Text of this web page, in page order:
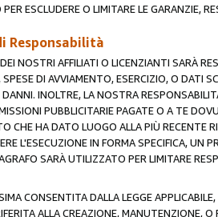
ESCLUDERE O LIMITARE LE GARANZIE,
Responsabilità
NOSTRI AFFILIATI O LICENZIANTI SARÀ
DI AVVIAMENTO, ESERCIZIO, O DATI
INOLTRE, LA NOSTRA
PUBBLICITARIE PAGATE O A TE
CHE HA DATO LUOGO ALLA PIÙ
L'ESECUZIONE IN FORMA SPECIFICA,
SARÀ UTILIZZATO PER LIMITARE
CONSENTITA DALLA LEGGE
ALLA CREAZIONE, MANUTENZIONE,